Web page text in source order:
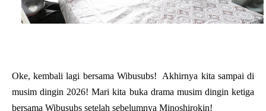
Oke, kembali lagi bersama Wibusubs! Akhirnya kita sampai di
musim dingin 2026! Mari kita buka drama musim dingin ketiga
bersama Wibusubs setelah sebelumnya Minoshirokin!